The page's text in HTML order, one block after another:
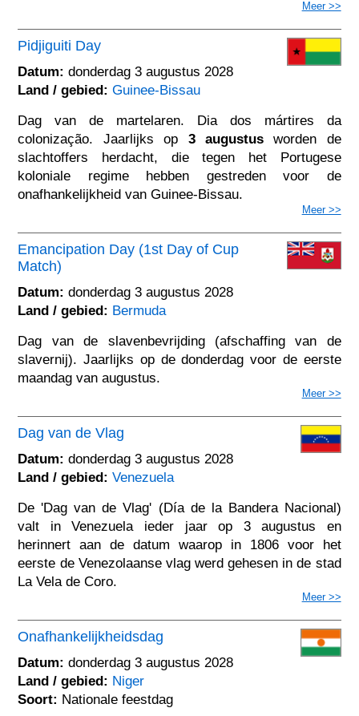
Meer >>
Pidjiguiti Day
Datum: donderdag 3 augustus 2028
Land / gebied: Guinee-Bissau
Dag van de martelaren. Dia dos mártires da
colonização. Jaarlijks op 3 augustusworden de
slachtoffers herdacht, die tegen het Portugese
koloniale regime hebben gestreden voor de
onafhankelijkheid van Guinee-Bissau.
Meer >>
Emancipation Day (1st Day of Cup
Match)
Datum: donderdag 3 augustus 2028
Land / gebied: Bermuda
Dag van de slavenbevrijding (afschaffing van de
slavernij). Jaarlijks op de donderdag voor de eerste
maandag van augustus.
Meer >>
Dag van de Vlag
Datum: donderdag 3 augustus 2028
Land / gebied: Venezuela
De 'Dag van de Vlag' (Día de la Bandera Nacional)
valt in Venezuela ieder jaar op 3 augustus en
herinnert aan de datum waarop in 1806 voor het
eerste de Venezolaanse vlag werd gehesen in de stad
La Vela de Coro.
Meer >>
Onafhankelijkheidsdag
Datum: donderdag 3 augustus 2028
Land / gebied: Niger
Soort: Nationale feestdag